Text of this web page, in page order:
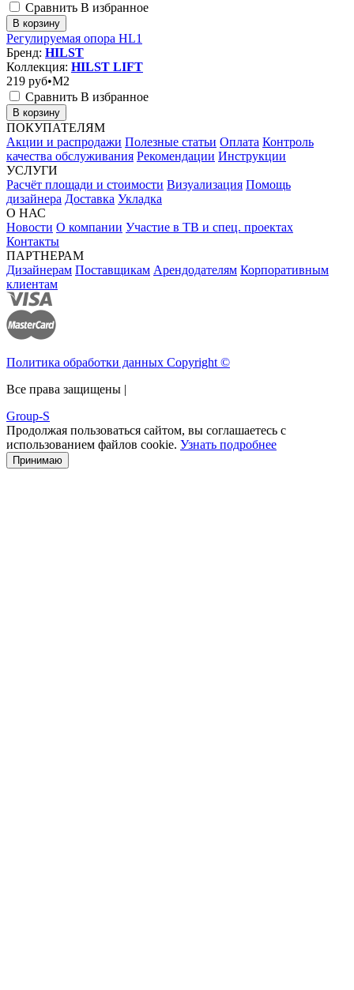
Сравнить В избранное
В корзину
Регулируемая опора HL1
Бренд: HILST
Коллекция: HILST LIFT
219 руб•M2
Сравнить В избранное
В корзину
ПОКУПАТЕЛЯМ
Акции и распродажи Полезные статьи Оплата Контроль
качества обслуживания Рекомендации Инструкции
УСЛУГИ
Расчёт площади и стоимости Визуализация Помощь
дизайнера Доставка Укладка
О НАС
Новости О компании Участие в ТВ и спец. проектах
Контакты
ПАРТНЕРАМ
Дизайнерам Поставщикам Арендодателям Корпоративным
клиентам
Политика обработки данных Copyright ©
Все права защищены |
Group-S
Продолжая пользоваться сайтом, вы соглашаетесь с
использованием файлов cookie. Узнать подробнее
Принимаю